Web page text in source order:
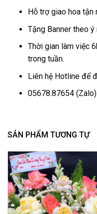
Hỗ trợ giao hoa tận
Tặng Banner theo ý
Thời gian làm việc
trong tuần.
Liên hệ Hotline để
05678.87654
SẢN PHẨM TƯƠNG TỰ